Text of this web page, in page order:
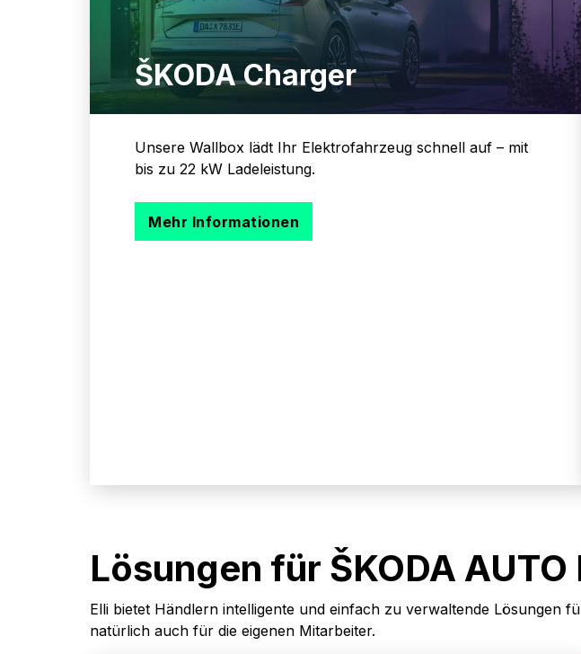
ŠKODA Charger
Unsere Wallbox lädt Ihr Elektrofahrzeug schnell auf – mit
bis zu 22 kW Ladeleistung.
Mehr Informationen
Lösungen für ŠKODA
Elli bietet Händlern intelligente und einfach zu verwaltende Lösungen
natürlich auch für die eigenen Mitarbeiter.